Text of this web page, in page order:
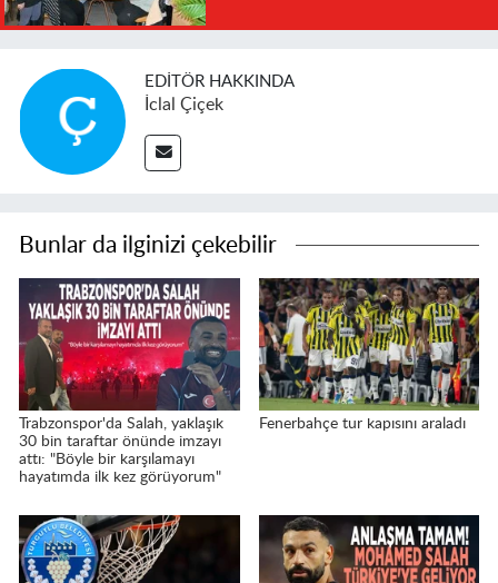
EDITÖR HAKKINDA
İclal Çiçek
Bunlar da ilginizi çekebilir
Trabzonspor'da Salah, yaklaşık
30 bin taraftar önünde imzayı
attı: "Böyle bir karşılamayı
hayatımda ilk kez görüyorum"
Fenerbahçe tur kapısını araladı